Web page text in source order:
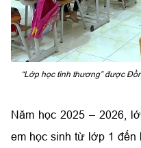
“Lớp học tình thương” được
Năm học 2025 – 2026,
em học sinh từ lớp 1